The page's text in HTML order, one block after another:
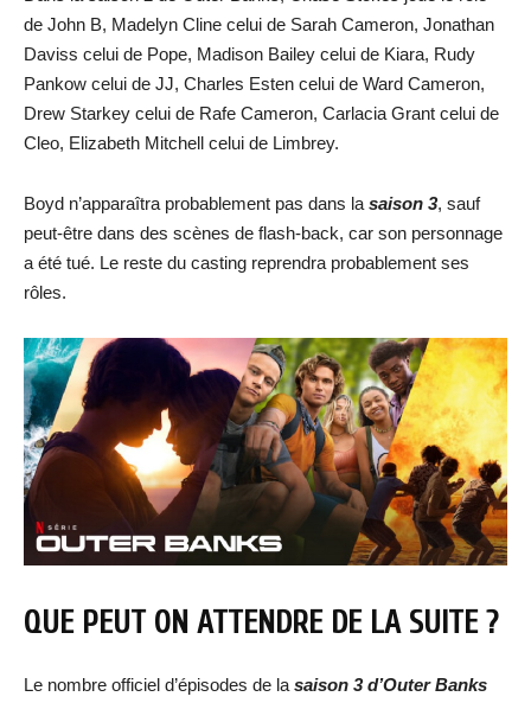
de John B, Madelyn Cline celui de Sarah Cameron, Jonathan
Daviss celui de Pope, Madison Bailey celui de Kiara, Rudy
Pankow celui de JJ, Charles Esten celui de Ward Cameron,
Drew Starkey celui de Rafe Cameron, Carlacia Grant celui de
Cleo, Elizabeth Mitchell celui de Limbrey.
Boyd n’apparaîtra probablement pas dans la saison 3, sauf
peut-être dans des scènes de flash-back, car son personnage
a été tué. Le reste du casting reprendra probablement ses
rôles.
QUE PEUT ON ATTENDRE DE LA SUITE ?
Le nombre officiel d’épisodes de la saison 3 d’Outer Banks